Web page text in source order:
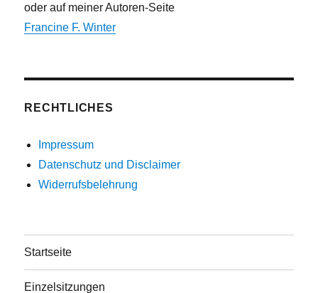
oder auf meiner Autoren-Seite
Francine F. Winter
RECHTLICHES
Impressum
Datenschutz und Disclaimer
Widerrufsbelehrung
Startseite
Einzelsitzungen